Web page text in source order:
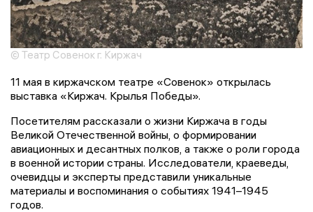
© Театр Совенок г. Киржач
11 мая в киржачском театре «Совенок» открылась
выставка «Киржач. Крылья Победы».
Посетителям рассказали о жизни Киржача в годы
Великой Отечественной войны, о формировании
авиационных и десантных полков, а также о роли города
в военной истории страны. Исследователи, краеведы,
очевидцы и эксперты представили уникальные
материалы и воспоминания о событиях 1941–1945
годов.